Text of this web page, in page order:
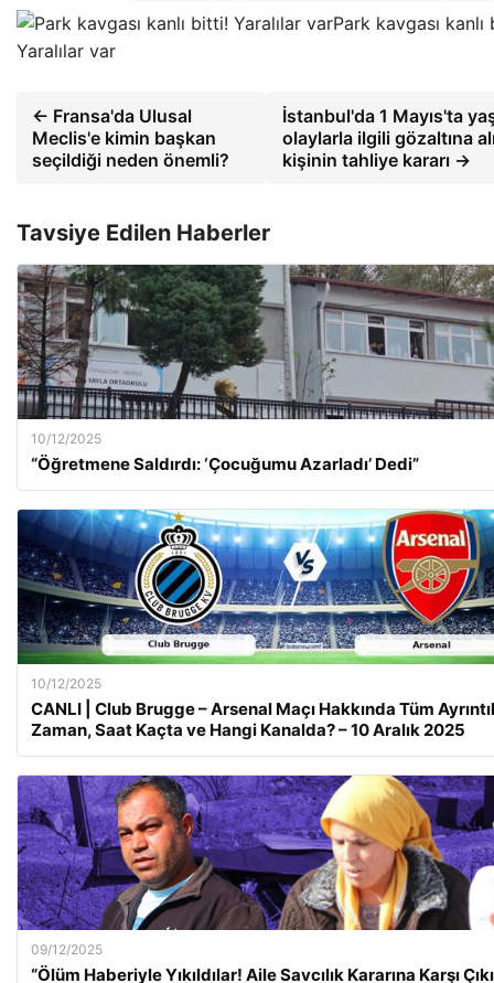
Park kavgası kanlı
Yaralılar var
← Fransa'da Ulusal
Meclis'e kimin başkan
seçildiği neden önemli?
İstanbul'da 1 Mayıs'ta
olaylarla ilgili gözaltına
kişinin tahliye kararı →
Tavsiye Edilen Haberler
10/12/2025
“Öğretmene Saldırdı: ‘Çocuğumu Azarladı’ Dedi”
10/12/2025
CANLI | Club Brugge – Arsenal Maçı Hakkında Tüm
Zaman, Saat Kaçta ve Hangi Kanalda? – 10 Aralık 2025
09/12/2025
“Ölüm Haberiyle Yıkıldılar! Aile Savcılık Kararına Karşı